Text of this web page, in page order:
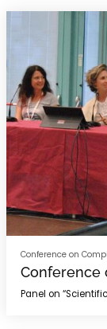
Conference on
Conference
Panel on